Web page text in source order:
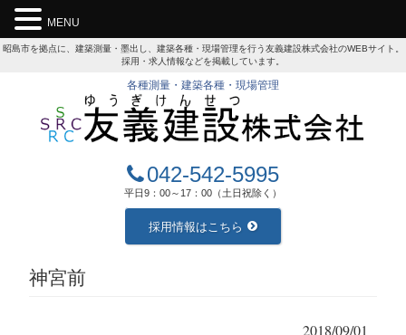
昭島市を拠点に、建築測量・墨出し、建築各種・現場管理を行う友義建設株式会社のWEBサイト。
採用・求人情報などを掲載しています。
各種測量・建築各種・現場管理
042-542-5995
平日9：00～17：00（土日祝除く）
採用情報はこちら
神宮前
2018/09/01
MENU